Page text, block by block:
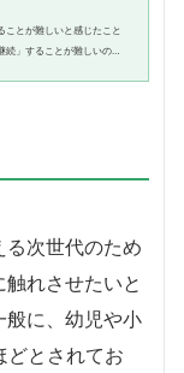
ことが難しいと感じたこと
」することが難しいのか
次世代のため
れさせたいと
般に、幼児や小
どとされてお